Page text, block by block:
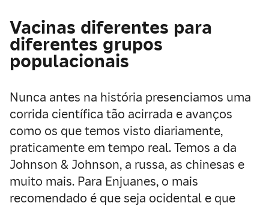
Vacinas diferentes para
diferentes grupos
populacionais
Nunca antes na história presenciamos uma
corrida científica tão acirrada e avanços
como os que temos visto diariamente,
praticamente em tempo real. Temos a da
Johnson & Johnson, a russa, as chinesas e
muito mais. Para Enjuanes, o mais
recomendado é que seja ocidental e que